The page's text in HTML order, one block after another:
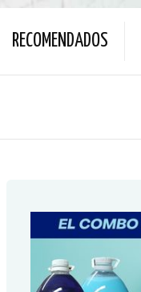
RECOMENDADOS